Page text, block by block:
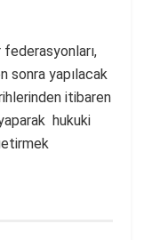
sonra yapılacak
itibaren
hukuki